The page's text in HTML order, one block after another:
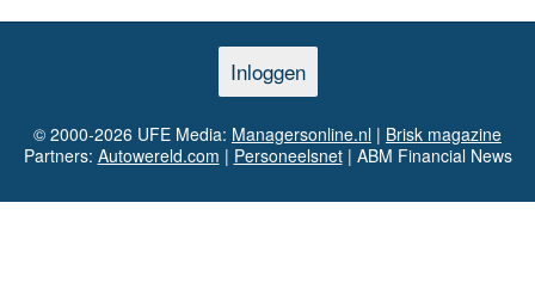
Inloggen
© 2000-2026 UFE Media: Managersonline.nl | Brisk magazine
Partners: Autowereld.com | Personeelsnet| ABM Financial News